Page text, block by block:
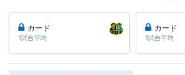
カード
1試合平均
カード
1試合平均